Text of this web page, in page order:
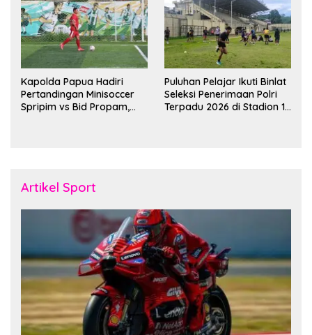
Kapolda Papua Hadiri
Pertandingan Minisoccer
Spripim vs Bid Propam,
Puluhan Pelajar Ikuti Binlat
Seleksi Penerimaan Polri
Terpadu 2026 di Stadion 16
Artikel Sport